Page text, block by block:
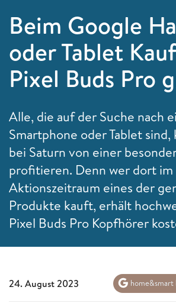
Beim Google
oder Tablet
Pixel Buds Pro
Alle, die auf der Suche nach
Smartphone oder Tablet
bei Saturn von einer
profitieren. Denn wer dort im
Aktionszeitraum eines der
Produkte kauft, erhält
Pixel Buds Pro Kopfhörer
24. August 2023 home&smart